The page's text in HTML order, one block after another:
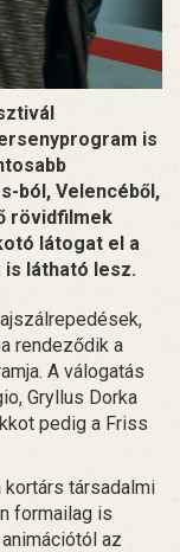
is
ból, Velencéből,
rövidfilmek
látogat el a
is látható lesz.
rendeződik a
A válogatás
Gryllus Dorka
pedig a Friss
kortárs társadalmi
formailag is
az